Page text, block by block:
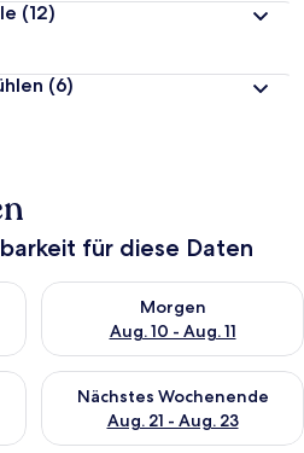
(12)
(6)
für diese Daten
für heute Nacht, Aug. 9 - Aug.
Morgen
Aug. 10 - Aug. 11
Überprüfe die Verfügbarkeit
dieses Wochenende, Aug. 14
Nächstes Wochenende
Aug. 21 - Aug. 23
Überprüfe die Verfügbarkeit